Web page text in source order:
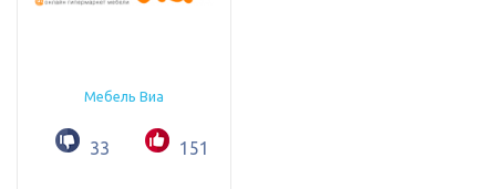
Мебель Виа
33 151